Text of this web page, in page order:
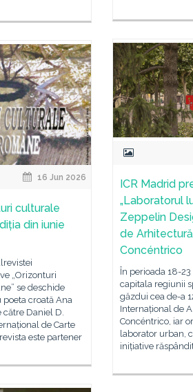
ICR Madrid
„Laboratorul
Zeppelin
de
Concéntrico
În perioada 18-
capitala regiunii
găzdui cea de-a
Internațional de
Concéntrico, iar
laborator urban,
inițiative
16 Jun 2026
culturale
din iunie
„Orizonturi
se deschide
croată Ana
către Daniel D.
de Carte
este partener